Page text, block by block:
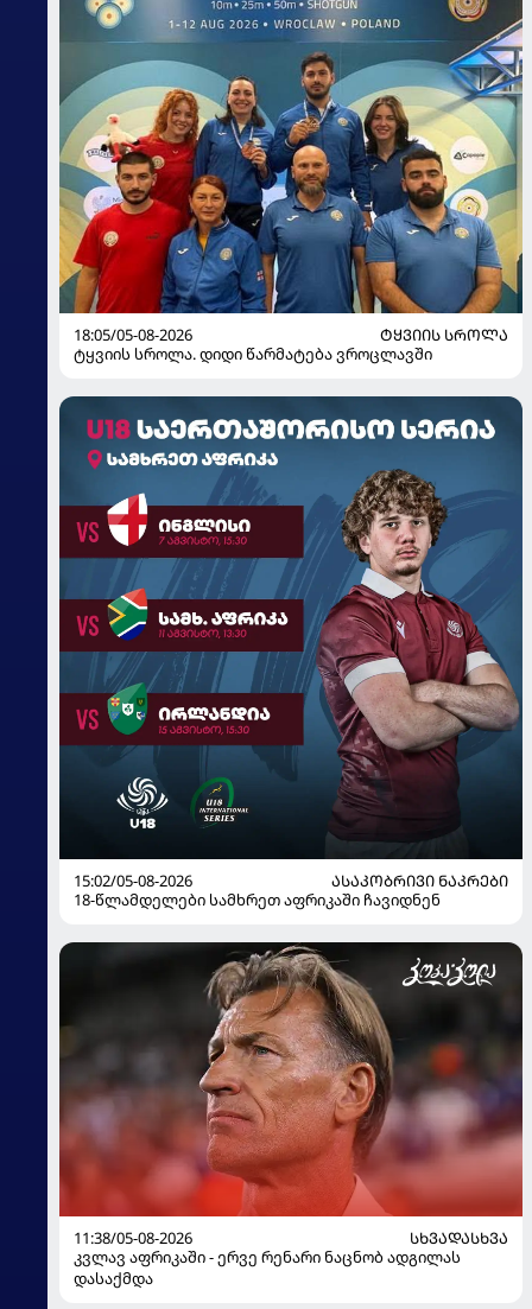
18:05/05-08-2026
ᲢᲧᲕᲘᲘᲡ ᲡᲠᲝᲚᲐ
ტყვიის სროლა. დიდი წარმატება ვროცლავში
15:02/05-08-2026
ᲐᲡᲐᲙᲝᲑᲠᲘᲕᲘ ᲜᲐᲙᲠᲔᲑᲘ
18-წლამდელები სამხრეთ აფრიკაში ჩავიდნენ
11:38/05-08-2026
ᲡᲮᲕᲐᲓᲐᲡᲮᲕᲐ
კვლავ აფრიკაში - ერვე რენარი ნაცნობ ადგილას
დასაქმდა